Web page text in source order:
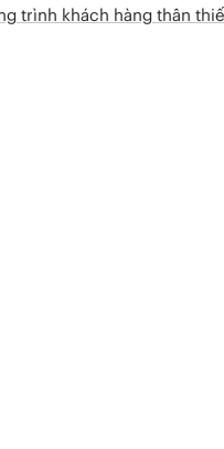
trình khách hàng thân